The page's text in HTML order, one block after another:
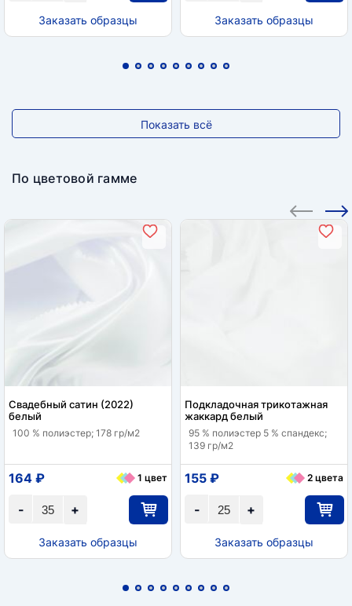
Заказать образцы Заказать образцы
Показать всё
По цветовой гамме
Свадебный сатин (2022)
белый
100 % полиэстер; 178 гр/м2
+
-
164 ₽ 1 цвет
Заказать образцы
Подкладочная трикотажная
жаккард белый
95 % полиэстер 5 % спандекс;
139 гр/м2
+
-
155 ₽ 2 цвета
Заказать образцы